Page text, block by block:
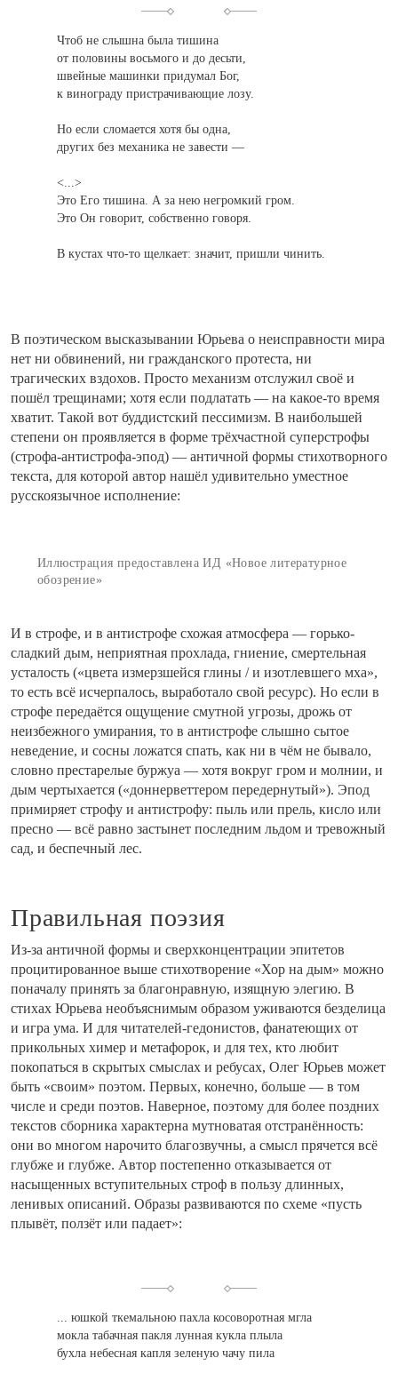
Чтоб не слышна была тишина
от половины восьмого и до десьти,
швейные машинки придумал Бог,
к винограду пристрачивающие лозу.
Но если сломается хотя бы одна,
других без механика не завести —
<...>
Это Его тишина. А за нею негромкий гром.
Это Он говорит, собственно говоря.
В кустах что-то щелкает: значит, пришли чинить.
В поэтическом высказывании Юрьева о неисправности мира
нет ни обвинений, ни гражданского протеста, ни
трагических вздохов. Просто механизм отслужил своё и
пошёл трещинами; хотя если подлатать — на какое-то время
хватит. Такой вот буддистский пессимизм. В наибольшей
степени он проявляется в форме трёхчастной суперстрофы
(строфа-антистрофа-эпод) — античной формы стихотворного
текста, для которой автор нашёл удивительно уместное
русскоязычное исполнение:
Иллюстрация предоставлена ИД «Новое литературное
обозрение»
И в строфе, и в антистрофе схожая атмосфера — горько-
сладкий дым, неприятная прохлада, гниение, смертельная
усталость («цвeта измерзшейся глины / и изотлевшего мха»,
то есть всё исчерпалось, выработало свой ресурс). Но если в
строфе передаётся ощущение смутной угрозы, дрожь от
неизбежного умирания, то в антистрофе слышно сытое
неведение, и сосны ложатся спать, как ни в чём не бывало,
словно престарелые буржуа — хотя вокруг гром и молнии, и
дым чертыхается («доннерветтером передернутый»). Эпод
примиряет строфу и антистрофу: пыль или прель, кисло или
пресно — всё равно застынет последним льдом и тревожный
сад, и беспечный лес.
Правильная поэзия
Из-за античной формы и сверхконцентрации эпитетов
процитированное выше стихотворение «Хор на дым» можно
поначалу принять за благонравную, изящную элегию. В
стихах Юрьева необъяснимым образом уживаются безделица
и игра ума. И для читателей-гедонистов, фанатеющих от
прикольных химер и метафорок, и для тех, кто любит
покопаться в скрытых смыслах и ребусах, Олег Юрьев может
быть «своим» поэтом. Первых, конечно, больше — в том
числе и среди поэтов. Наверное, поэтому для более поздних
текстов сборника характерна мутноватая отстранённость:
они во многом нарочито благозвучны, а смысл прячется всё
глубже и глубже. Автор постепенно отказывается от
насыщенных вступительных строф в пользу длинных,
ленивых описаний. Образы развиваются по схеме «пусть
плывёт, ползёт или падает»:
... юшкой ткемальною пахла косоворотная мгла
мокла табачная пакля лунная кукла плыла
бухла небесная капля зеленую чачу пила